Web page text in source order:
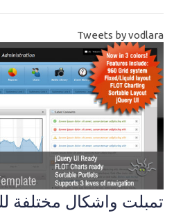
Tweets by vodlara
تمبلت واشكال مختلفة